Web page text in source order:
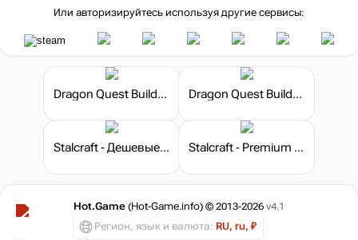
Или авторизируйтесь используя другие сервисы:
Dragon Quest Builders 2 - Aquarium Pack Dragon Quest Builders 2 - Modernist Pack
Stalcraft - Дешевые запчасти (1) Stalcraft - Premium 30 days
Hot.Game (Hot-Game.info) © 2013-2026 v4.1
Регион, язык и валюта: RU, ru, ₽